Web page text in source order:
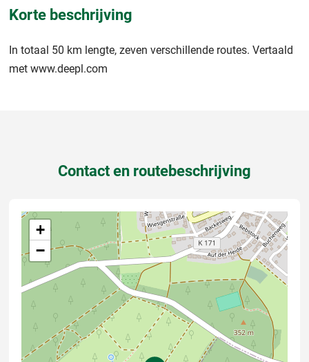
Korte beschrijving
In totaal 50 km lengte, zeven verschillende routes. Vertaald
met www.deepl.com
Contact en routebeschrijving
+
−